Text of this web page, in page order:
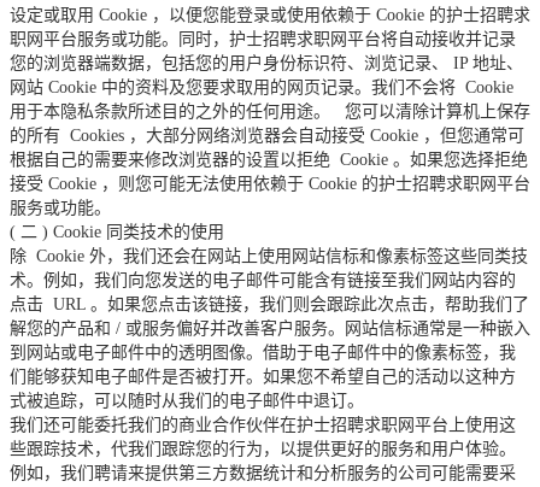
设定或取用 Cookie ，以便您能登录或使用依赖于 Cookie 的护士招聘求
职网平台服务或功能。同时，护士招聘求职网平台将自动接收并记录
您的浏览器端数据，包括您的用户身份标识符、浏览记录、
IP 地址、
网站 Cookie 中的资料及您要求取用的网页记录。我们不会将 Cookie
用于本隐私条款所述目的之外的任何用途。
您可以清除计算机上保存
的所有 Cookies ，大部分网络浏览器会自动接受 Cookie ，但您通常可
根据自己的需要来修改浏览器的设置以拒绝 Cookie 。如果您选择拒绝
接受 Cookie ，则您可能无法使用依赖于 Cookie 的护士招聘求职网平台
服务或功能。
( 二 ) Cookie 同类技术的使用
除 Cookie 外，我们还会在网站上使用网站信标和像素标签这些同类技
术。例如，我们向您发送的电子邮件可能含有链接至我们网站内容的
点击 URL 。如果您点击该链接，我们则会跟踪此次点击，帮助我们了
解您的产品和 / 或服务偏好并改善客户服务。网站信标通常是一种嵌入
到网站或电子邮件中的透明图像。借助于电子邮件中的像素标签，我
们能够获知电子邮件是否被打开。如果您不希望自己的活动以这种方
式被追踪，可以随时从我们的电子邮件中退订。
我们还可能委托我们的商业合作伙伴在护士招聘求职网平台上使用这
些跟踪技术，代我们跟踪您的行为，以提供更好的服务和用户体验。
例如，我们聘请来提供第三方数据统计和分析服务的公司可能需要采